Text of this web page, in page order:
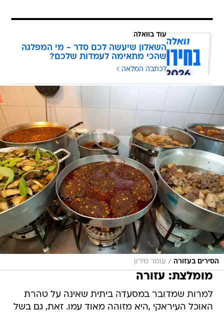
עוד בוואלה
השאלון שיעשה לכם סדר - מי המפלגה
שהכי מתאימה לעמדות שלכם?
לכתבה המלאה
הסירים בעזורה / עומר מירון
מומלצת: עזורה
למרות שמדובר במסעדה ביתית שאינה על טהרת
האוכל העיראקי ,היא מזוהה מאוד עמו. זאת, גם בשל